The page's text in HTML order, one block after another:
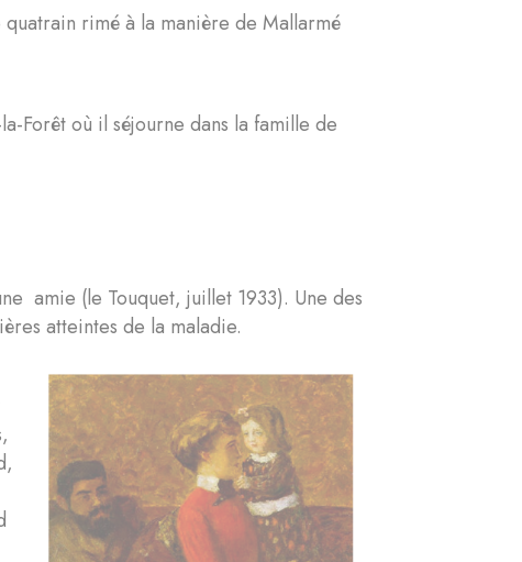
rimé à la manière de Mallarmé
Forêt où il séjourne dans la famille de
amie (le Touquet, juillet 1933). Une des
atteintes de la maladie.